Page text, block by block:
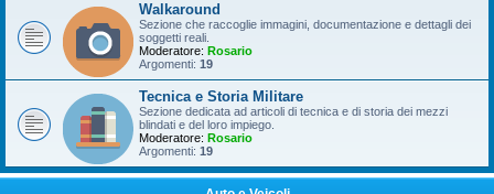
Walkaround
Sezione che raccoglie immagini, documentazione e dettagli dei
soggetti reali.
Moderatore: Rosario
Argomenti: 19
Tecnica e Storia Militare
Sezione dedicata ad articoli di tecnica e di storia dei mezzi
blindati e del loro impiego.
Moderatore: Rosario
Argomenti: 19